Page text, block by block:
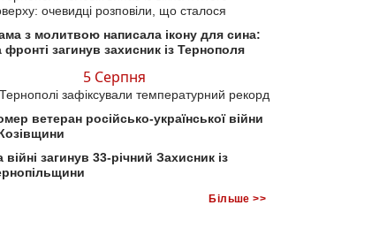
очевидці розповіли, що сталося
з молитвою написала ікону для сина:
фронті загинув захисник із Тернополя
5 Серпня
зафіксували температурний рекорд
ветеран російсько-української війни
війні загинув 33-річний Захисник із
Більше >>